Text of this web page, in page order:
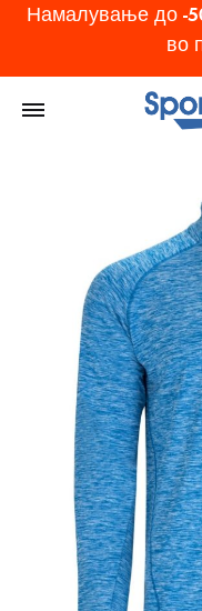
Намалување до -
во